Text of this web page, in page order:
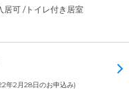
居可/トイレ付き居室
年2月28日のお申込み)